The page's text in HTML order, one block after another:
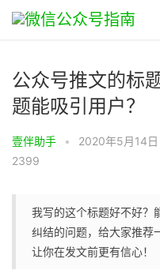
公众号推文的标
题能吸引用户？
壹伴助手 • 2020年5月14
2399
我写的这个标题好不好？
纠结的问题，给大家推荐
让你在发文前更有信心！